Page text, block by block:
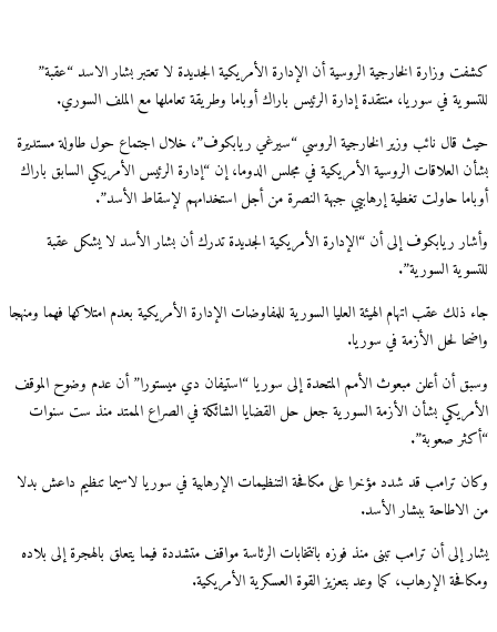
كشفت وزارة الخارجية الروسية أن الإدارة الأمريكية الجديدة لا تعتبر بشار الاسد “عقبة”
للتسوية في سوريا، منتقدة إدارة الرئيس باراك أوباما وطريقة تعاملها مع الملف السوري.
حيث قال نائب وزير الخارجية الروسي “سيرغي ريابكوف”، خلال اجتماع حول طاولة مستديرة
بشأن العلاقات الروسية الأمريكية في مجلس الدوما، إن “إدارة الرئيس الأمريكي السابق باراك
أوباما حاولت تغطية إرهابيي جبهة النصرة من أجل استخدامهم لإسقاط الأسد”.
وأشار ريابكوف إلى أن “الإدارة الأمريكية الجديدة تدرك أن بشار الأسد لا يشكل عقبة
للتسوية السورية”.
جاء ذلك عقب اتهام الهيئة العليا السورية للمفاوضات الإدارة الأمريكية بعدم امتلاكها فهما ومنهجا
واضحا لحل الأزمة في سوريا.
وسبق أن أعلن مبعوث الأمم المتحدة إلى سوريا “استيفان دي ميستورا” أن عدم وضوح الموقف
الأمريكي بشأن الأزمة السورية جعل حل القضايا الشائكة في الصراع الممتد منذ ست سنوات
“أكثر صعوبة”.
وكان ترامب قد شدد مؤخرا على مكافحة التنظيمات الإرهابية في سوريا لاسيما تنظيم داعش بدلا
من الاطاحة ببشار الأسد.
يشار إلى أن ترامب تبنى منذ فوزه بانتخابات الرئاسة مواقف متشددة فيما يتعلق بالهجرة إلى بلاده
ومكافحة الإرهاب، كما وعد بتعزيز القوة العسكرية الأمريكية.